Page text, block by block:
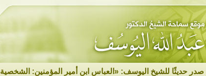
صدر حديثًا للشيخ اليوسف: «العباس ابن أمير المؤمنين: الشخصية